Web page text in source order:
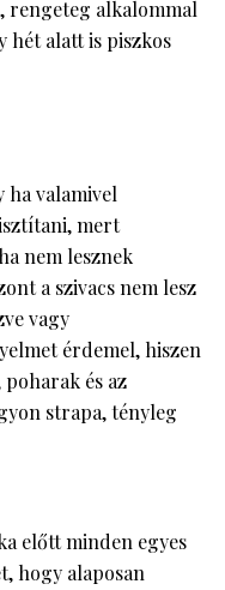
rengeteg alkalommal
hét alatt is piszkos
ha valamivel
mert
nem lesznek
a szivacs nem lesz
vagy
érdemel, hiszen
és az
strapa, tényleg
előtt minden egyes
hogy alaposan